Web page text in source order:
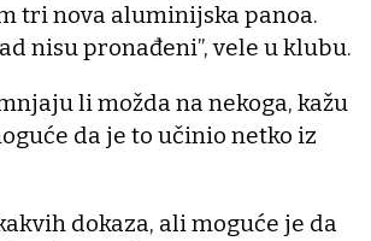
tri nova aluminijska panoa.
nisu pronađeni”, vele u klubu.
li možda na nekoga, kažu
da je to učinio netko iz
dokaza, ali moguće je da